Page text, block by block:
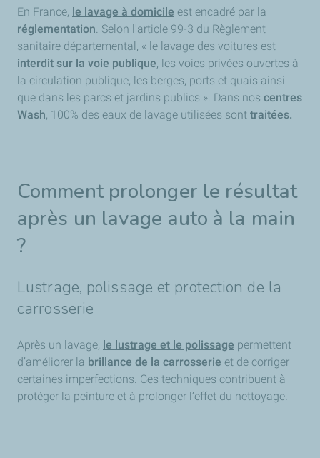
En France, le lavage à domicile est encadré par la
réglementation. Selon l'article 99-3 du Règlement
sanitaire départemental, « le lavage des voitures est
interdit sur la voie publique, les voies privées ouvertes à
la circulation publique, les berges, ports et quais ainsi
que dans les parcs et jardins publics ». Dans nos centres
Wash, 100% des eaux de lavage utilisées sont traitées.
Comment prolonger le résultat
après un lavage auto à la main
?
Lustrage, polissage et protection de la
carrosserie
Après un lavage, le lustrage et le polissage permettent
d’améliorer la brillance de la carrosserie et de corriger
certaines imperfections. Ces techniques contribuent à
protéger la peinture et à prolonger l’effet du nettoyage.